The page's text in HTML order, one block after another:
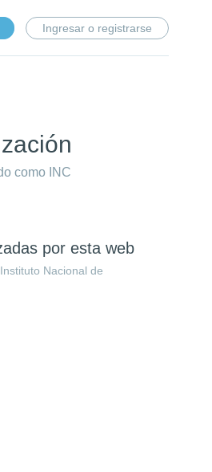
Ingresar o registrarse
como INC
por esta web
Nacional de